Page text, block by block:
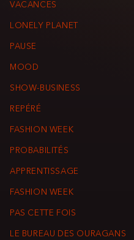
VACANCES
LONELY PLANET
PAUSE
MOOD
SHOW-BUSINESS
REPÉRÉ
FASHION WEEK
PROBABILITÉS
APPRENTISSAGE
FASHION WEEK
PAS CETTE FOIS
LE BUREAU DES OURAGANS